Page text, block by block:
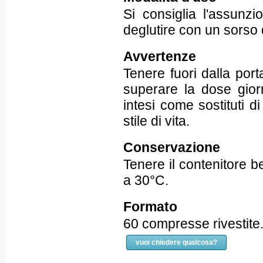
Si consiglia
deglutire con un sorso
Avvertenze
Tenere fuori dalla
superare la dose
intesi come sostituti
stile di vita.
Conservazione
Tenere il contenitore
a 30°C.
Formato
60 compresse
vuoi chiedere qualcosa?